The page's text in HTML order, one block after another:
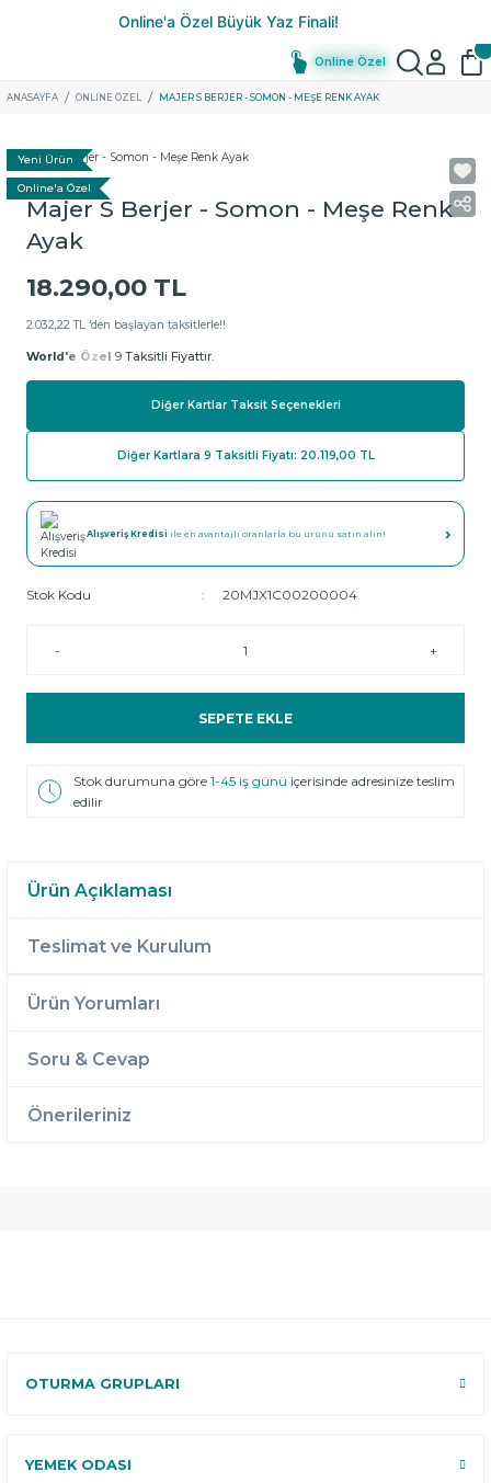
Online Özel
ANASAYFA ONLINE ÖZEL MAJER S BERJER - SOMON - MEŞE RENK AYAK
Yeni Ürün
Online'a Özel
Majer S Berjer - Somon - Meşe Renk
Ayak
18.290,00 TL
2.032,22 TL ‘den başlayan taksitlerle!!
World'e Özel 9 Taksitli Fiyattır.
Diğer Kartlar Taksit Seçenekleri
Diğer Kartlara 9 Taksitli Fiyatı: 20.119,00 TL
Alışveriş Kredisi ile en avantajlı oranlarla bu ürünü satın alın! ›
Stok Kodu 20MJX1C00200004
- +
SEPETE EKLE
Stok durumuna göre1-45 iş günü içerisinde adresinize teslim
edilir
Ürün Açıklaması
Teslimat ve Kurulum
Ürün Yorumları
Soru & Cevap
Önerileriniz
OTURMA GRUPLARI
YEMEK ODASI